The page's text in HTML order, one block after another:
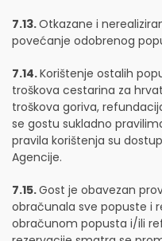
7.13.Otkazane i
povećanje odobrenog
7.14.Korištenje ostalih
troškova cestarina za
troškova goriva,
se gostu sukladno
pravila korištenja su
Agencije.
7.15.Gost je obavezan
obračunala sve popuste i
obračunom popusta i/ili